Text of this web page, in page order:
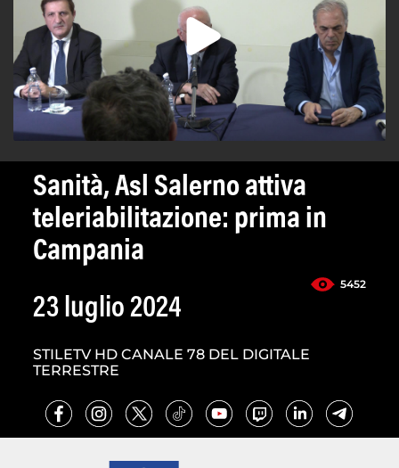
Sanità, Asl Salerno attiva
teleriabilitazione: prima in
Campania
5452
23 luglio 2024
STILETV HD CANALE 78 DEL DIGITALE
TERRESTRE